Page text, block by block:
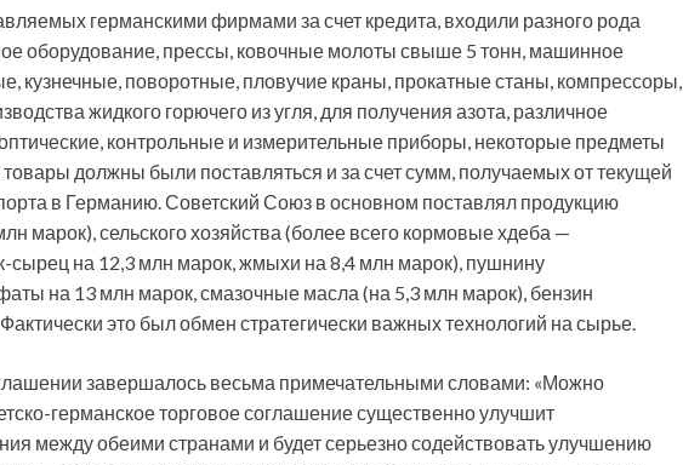
германскими фирмами за счет кредита, входили разного рода
оборудование, прессы, ковочные молоты свыше 5 тонн, машинное
кузнечные, поворотные, пловучие краны, прокатные станы, компрессоры,
жидкого горючего из угля, для получения азота, различное
контрольные и измерительные приборы, некоторые предметы
должны были поставляться и за счет сумм, получаемых от текущей
в Германию. Советский Союз в основном поставлял продукцию
марок), сельского хозяйства (более всего кормовые хдеба —
сырец на 12,3 млн марок, жмыхи на 8,4 млн марок), пушнину
на 13 млн марок, смазочные масла (на 5,3 млн марок), бензин
это был обмен стратегически важных технологий на сырье.
завершалось весьма примечательными словами: «Можно
германское торговое соглашение существенно улучшит
между обеими странами и будет серьезно содействовать улучшению